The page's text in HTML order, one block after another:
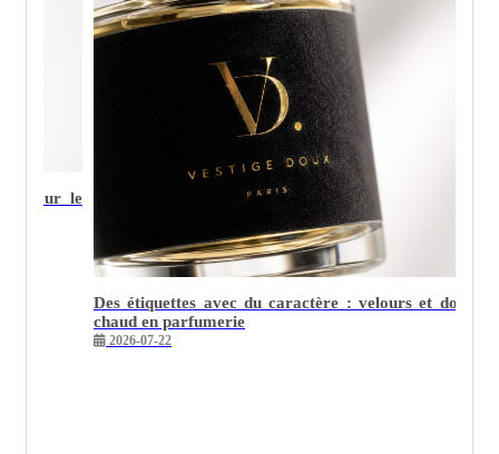
Le packaging du vial : petit format, grande